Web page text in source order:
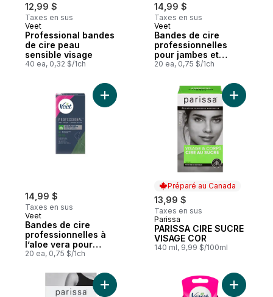
12,99 $
Taxes en sus
Veet
Professional bandes
de cire peau
sensible visage
40 ea, 0,32 $/1ch
14,99 $
Taxes en sus
Veet
Bandes de cire
professionnelles
pour jambes et
corps, peau sensible
20 ea, 0,75 $/1ch
14,99 $
Taxes en sus
Veet
Bandes de cire
professionnelles à
l’aloe vera pour
jambes et corps,
20 ea, 0,75 $/1ch
Ajouter Bandes de cire professionnelles
Préparé au Canada
13,99 $
Taxes en sus
Préparé au Canada
Parissa
PARISSA CIRE SUCRE
VISAGE COR
140 ml, 9,99 $/100ml
Ajouter
Ajouter Jambes & corps bandes de cire
Ajouter